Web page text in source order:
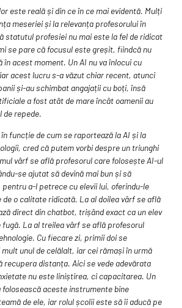
este reală și din ce în ce mai evidentă. Mulți
meseriei și la relevanța profesorului în
statutul profesiei nu mai este la fel de ridicat
se pare că focusul este greșit, fiindcă nu
acest moment. Un AI nu va înlocui cu
acest lucru s-a văzut chiar recent, atunci
și-au schimbat angajații cu boți, însă
a fost atât de mare încât oamenii au
de repede.
funcție de cum se raportează la AI și la
cred că putem vorbi despre un triunghi
vârf se află profesorul care folosește AI-ul
se ajutat să devină mai bun și să
a-l petrece cu elevii lui, oferindu-le
de o calitate ridicată. La al doilea vârf se află
direct din chatbot, trișând exact ca un elev
fugă. La al treilea vârf se află profesorul
Cu fiecare zi, primii doi se
unul de celălalt, iar cei rămași în urmă
recupera distanța. Aici se vede adevărata
nu este liniștirea, ci capacitarea. Un
aceste instrumente bine
de ele, iar rolul școlii este să îi aducă pe